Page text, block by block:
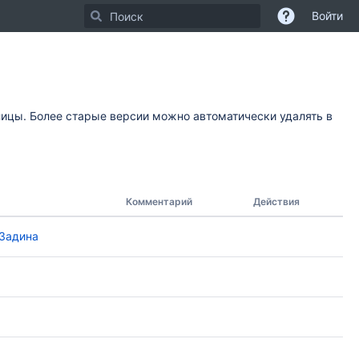
Войти
Более старые версии можно автоматически удалять в
Комментарий Действия